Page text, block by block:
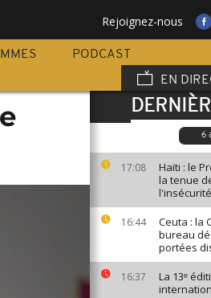
Rejoignez-nous
PODCAST
EN
6
17:08
Haïti : le
la tenue
l'insécurité
16:44
Ceuta : la
bureau
portées
16:37
La 13ᵉ